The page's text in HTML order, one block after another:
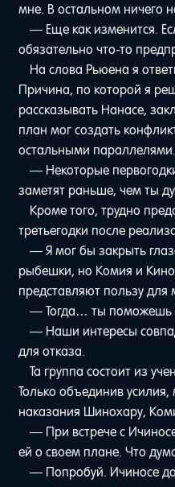
мне. В остальном ничего
— Еще как изменится.
обязательно что-то
На слова Рьюена я
Причина, по которой я
рассказывать Нанасе,
план мог создать
остальными параллелями.
— Некоторые
заметят раньше, чем ты
Кроме того, трудно
третьегодки после
— Я мог бы закрыть
рыбешки, но Комия и
представляют пользу для
— Тогда… ты поможешь
— Наши интересы
для отказа.
Та группа состоит из
Только объединив
наказания Шинохару,
— При встрече с
ей о своем плане. Что
— Попробуй. Ичиносе